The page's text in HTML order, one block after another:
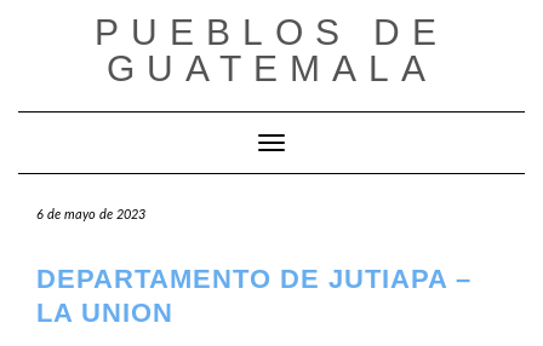
PUEBLOS DE
GUATEMALA
Cambiar modo de navegación
6 de mayo de 2023
DEPARTAMENTO DE JUTIAPA –
LA UNION